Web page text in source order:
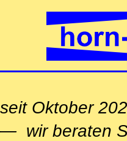
Oktober
wir beraten